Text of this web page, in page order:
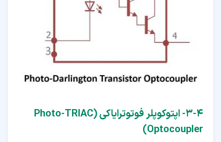
۴‏-‏۳‏- اپتوکوپلر فوتوترایاکی (Photo-TRIAC
Optocoupler)